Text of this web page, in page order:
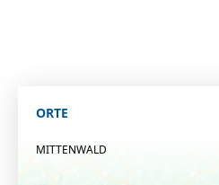
ORTE
MITTENWALD